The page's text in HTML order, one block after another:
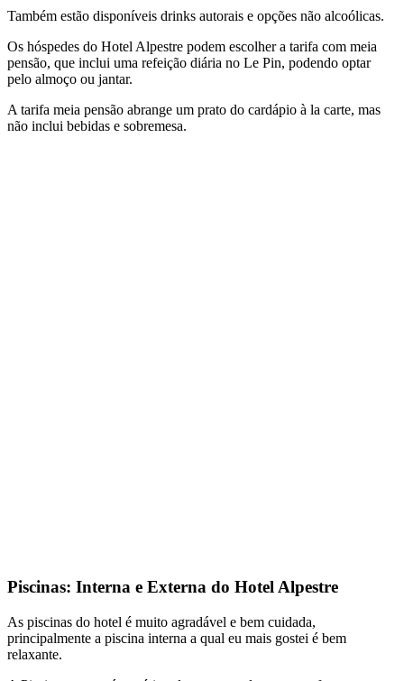
Também estão disponíveis drinks autorais e opções não alcoólicas.
Os hóspedes do Hotel Alpestre podem escolher a tarifa com meia
pensão, que inclui uma refeição diária no Le Pin, podendo optar
pelo almoço ou jantar.
A tarifa meia pensão abrange um prato do cardápio à la carte, mas
não inclui bebidas e sobremesa.
Piscinas: Interna e Externa do Hotel Alpestre
As piscinas do hotel é muito agradável e bem cuidada,
principalmente a piscina interna a qual eu mais gostei é bem
relaxante.